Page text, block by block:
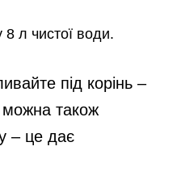
8 л чистої води.
під корінь –
можна також
– це дає